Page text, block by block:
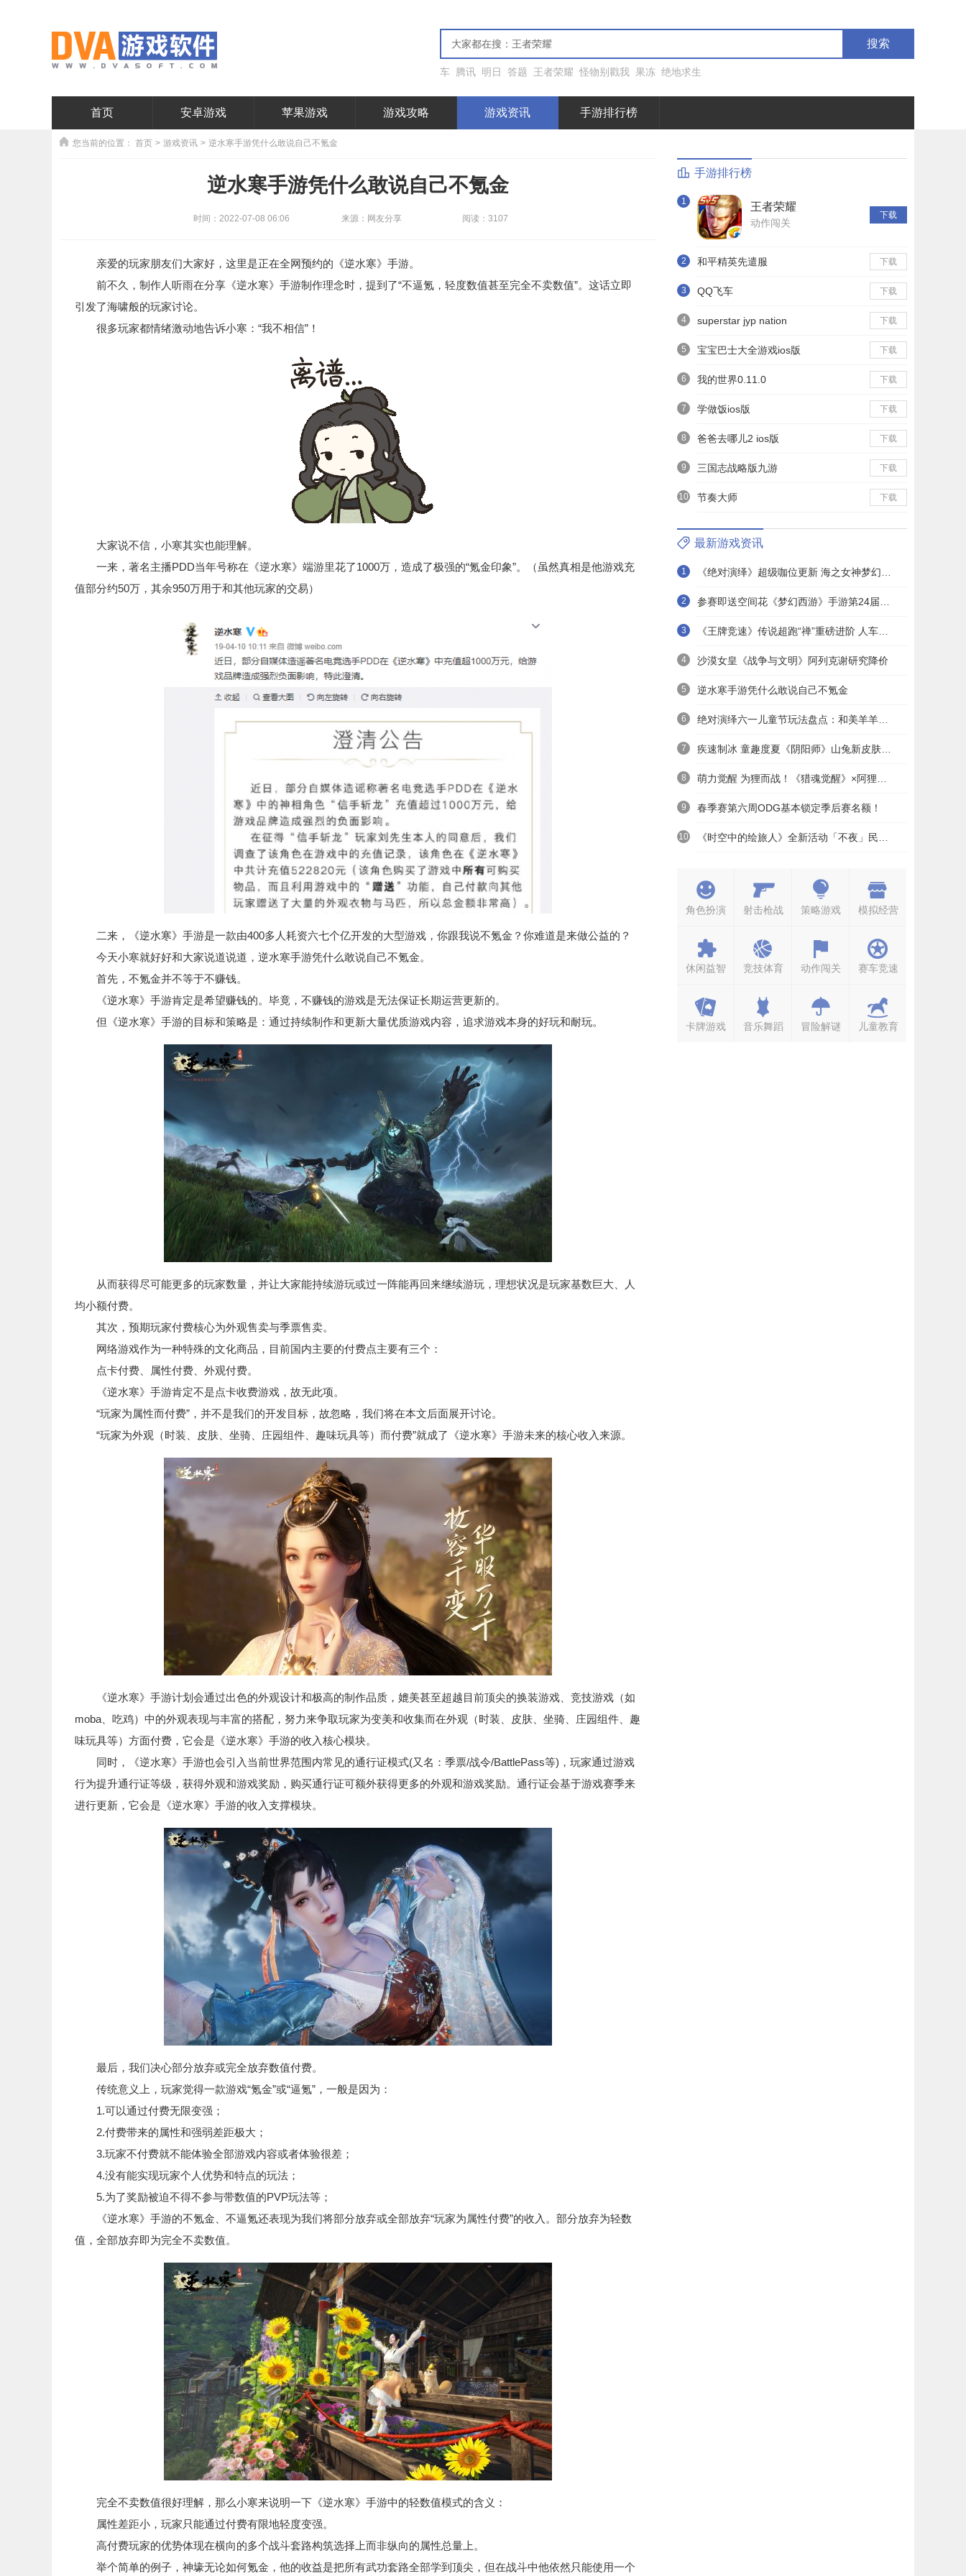
搜索
车 腾讯 明日 答题 王者荣耀 怪物别戳我 果冻 绝地求生
首页 安卓游戏 苹果游戏 游戏攻略 游戏资讯 手游排行榜
您当前的位置： 首页 > 游戏资讯 > 逆水寒手游凭什么敢说自己不氪金
逆水寒手游凭什么敢说自己不氪金
时间：2022-07-08 06:06 来源：网友分享 阅读：3107
亲爱的玩家朋友们大家好，这里是正在全网预约的《逆水寒》手游。
前不久，制作人听雨在分享《逆水寒》手游制作理念时，提到了“不逼氪，轻度数值甚至完全不卖数值”。这话立即
引发了海啸般的玩家讨论。
很多玩家都情绪激动地告诉小寒：“我不相信”！
大家说不信，小寒其实也能理解。
一来，著名主播PDD当年号称在《逆水寒》端游里花了1000万，造成了极强的“氪金印象”。（虽然真相是他游戏充
值部分约50万，其余950万用于和其他玩家的交易）
二来，《逆水寒》手游是一款由400多人耗资六七个亿开发的大型游戏，你跟我说不氪金？你难道是来做公益的？
今天小寒就好好和大家说道说道，逆水寒手游凭什么敢说自己不氪金。
首先，不氪金并不等于不赚钱。
《逆水寒》手游肯定是希望赚钱的。毕竟，不赚钱的游戏是无法保证长期运营更新的。
但《逆水寒》手游的目标和策略是：通过持续制作和更新大量优质游戏内容，追求游戏本身的好玩和耐玩。
从而获得尽可能更多的玩家数量，并让大家能持续游玩或过一阵能再回来继续游玩，理想状况是玩家基数巨大、人
均小额付费。
其次，预期玩家付费核心为外观售卖与季票售卖。
网络游戏作为一种特殊的文化商品，目前国内主要的付费点主要有三个：
点卡付费、属性付费、外观付费。
《逆水寒》手游肯定不是点卡收费游戏，故无此项。
“玩家为属性而付费”，并不是我们的开发目标，故忽略，我们将在本文后面展开讨论。
“玩家为外观（时装、皮肤、坐骑、庄园组件、趣味玩具等）而付费”就成了《逆水寒》手游未来的核心收入来源。
《逆水寒》手游计划会通过出色的外观设计和极高的制作品质，媲美甚至超越目前顶尖的换装游戏、竞技游戏（如
moba、吃鸡）中的外观表现与丰富的搭配，努力来争取玩家为变美和收集而在外观（时装、皮肤、坐骑、庄园组件、趣
味玩具等）方面付费，它会是《逆水寒》手游的收入核心模块。
同时，《逆水寒》手游也会引入当前世界范围内常见的通行证模式(又名：季票/战令/BattlePass等)，玩家通过游戏
行为提升通行证等级，获得外观和游戏奖励，购买通行证可额外获得更多的外观和游戏奖励。通行证会基于游戏赛季来
进行更新，它会是《逆水寒》手游的收入支撑模块。
最后，我们决心部分放弃或完全放弃数值付费。
传统意义上，玩家觉得一款游戏“氪金”或“逼氪”，一般是因为：
1.可以通过付费无限变强；
2.付费带来的属性和强弱差距极大；
3.玩家不付费就不能体验全部游戏内容或者体验很差；
4.没有能实现玩家个人优势和特点的玩法；
5.为了奖励被迫不得不参与带数值的PVP玩法等；
《逆水寒》手游的不氪金、不逼氪还表现为我们将部分放弃或全部放弃“玩家为属性付费”的收入。部分放弃为轻数
值，全部放弃即为完全不卖数值。
完全不卖数值很好理解，那么小寒来说明一下《逆水寒》手游中的轻数值模式的含义：
属性差距小，玩家只能通过付费有限地轻度变强。
高付费玩家的优势体现在横向的多个战斗套路构筑选择上而非纵向的属性总量上。
举个简单的例子，神壕无论如何氪金，他的收益是把所有武功套路全部学到顶尖，但在战斗中他依然只能使用一个
手游排行榜
1 王者荣耀
动作闯关
下载
2 和平精英先遣服 下载
3 QQ飞车 下载
4 superstar jyp nation 下载
5 宝宝巴士大全游戏ios版 下载
6 我的世界0.11.0 下载
7 学做饭ios版 下载
8 爸爸去哪儿2 ios版 下载
9 三国志战略版九游 下载
10 节奏大师 下载
最新游戏资讯
1
2
3
4 沙漠女皇《战争与文明》阿列克谢研究降价
5 逆水寒手游凭什么敢说自己不氪金
6
7
8
9 春季赛第六周ODG基本锁定季后赛名额！
10
角色扮演 射击枪战 策略游戏 模拟经营
休闲益智 竞技体育 动作闯关 赛车竞速
卡牌游戏 音乐舞蹈 冒险解谜 儿童教育